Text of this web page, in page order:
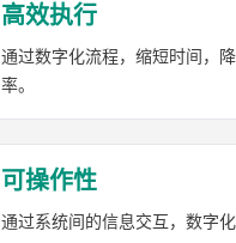
高效执行
通过数字化流程，缩短时间，
率。
可操作性
通过系统间的信息交互，数字化